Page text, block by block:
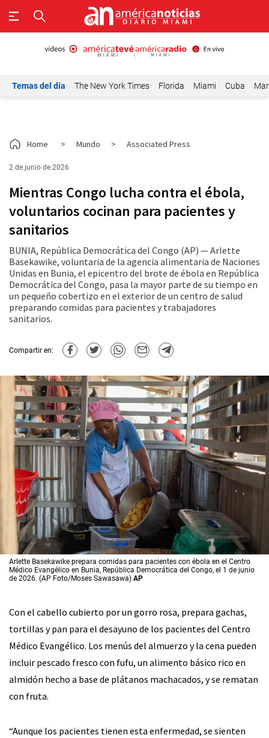
Temas del día The New York Times Florida Miami Cuba
Home > Mundo > Associated Press
2 de junio de 2026
Mientras Congo lucha contra el ébola,
voluntarios cocinan para pacientes y
sanitarios
BUNIA, República Democrática del Congo (AP) — Arlette
Basekawike, voluntaria de la agencia alimentaria de Naciones
Unidas en Bunia, el epicentro del brote de ébola en República
Democrática del Congo, pasa la mayor parte de su tiempo en
un pequeño cobertizo en el exterior de un centro de salud
preparando comidas para pacientes y trabajadores
sanitarios.
Compartir en:
Arlette Basekawike prepara comidas para pacientes con ébola en el Centro
Médico Evangélico en Bunia, República Democrática del Congo, el 1 de junio
de 2026. (AP Foto/Moses Sawasawa) AP
Con el cabello cubierto por un gorro rosa, prepara gachas,
tortillas y pan para el desayuno de los pacientes del Centro
Médico Evangélico. Los menús del almuerzo y la cena pueden
incluir pescado fresco con fufu, un alimento básico rico en
almidón hecho a base de plátanos machacados, y se rematan
con fruta.
“Aunque los pacientes tienen esta enfermedad, se sienten